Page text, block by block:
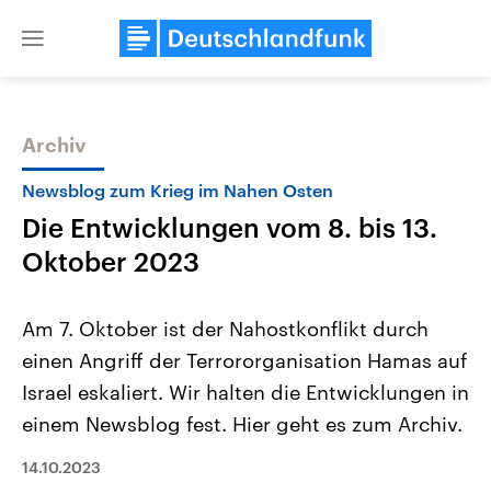
Close
Themen
Landtagswahl Sachsen-Anhalt
2026
Alle Informationen
Sachsen-Anhalt wählt am 6.
Landtag. Seit 2021 wird das
USA
Aktuelle Beiträge,
Hintergründe
Wirtschaftlich und
Archiv
Newsblog zum Krieg im Nahen Osten
Die Entwicklungen vom 8. bis 13.
Oktober 2023
Am 7. Oktober ist der Nahostkonflikt durch
einen Angriff der Terrororganisation Hamas auf
Israel eskaliert. Wir halten die Entwicklungen in
einem Newsblog fest. Hier geht es zum Archiv.
14.10.2023